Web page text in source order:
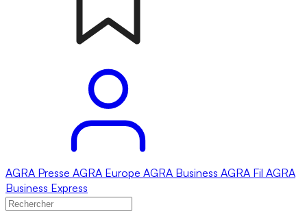
AGRA Presse AGRA Europe AGRA Business AGRA Fil AGRA
Business Express